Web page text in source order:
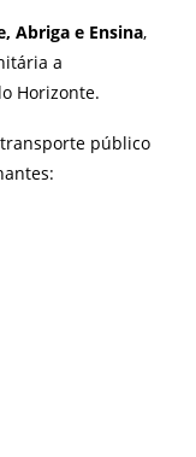
Abriga e Ensina,
a
Horizonte.
público